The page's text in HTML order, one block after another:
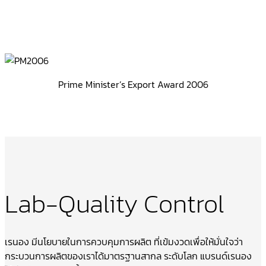
Prime Minister’s Export Award 2006
Lab-Quality Control
เรนอง มีนโยบายในการควบคุมการผลิต ที่เข้มงวดเพื่อให้มั่นใจว่า
กระบวนการผลิตของเราได้มาตรฐานสากล ระดับโลก แบรนด์เรนอง